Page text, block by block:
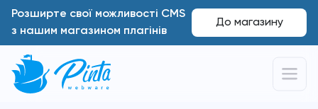
Розширте свої можливості CMS
з нашим магазином плагінів
До магазину